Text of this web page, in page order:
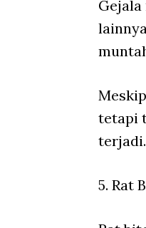
tetapi
terjadi.
5. Rat